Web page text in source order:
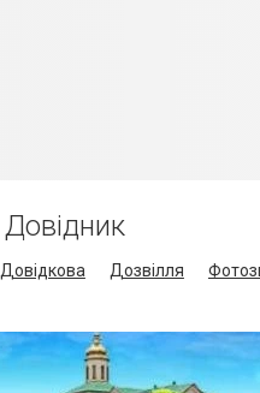
Довідник
Довідкова Дозвілля